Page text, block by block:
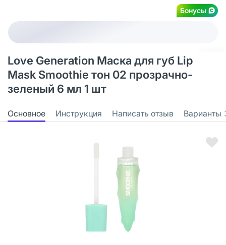
Бонусы
Love Generation Маска для губ Lip
Mask Smoothie тон 02 прозрачно-
зеленый 6 мл 1 шт
Основное Инструкция Написать отзыв Варианты